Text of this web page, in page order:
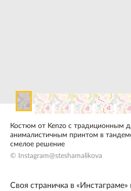
Костюм от Kenzo с традиционным
анималистичным принтом в
смелое решение
© Instagram@steshamalikova
Своя страничка в